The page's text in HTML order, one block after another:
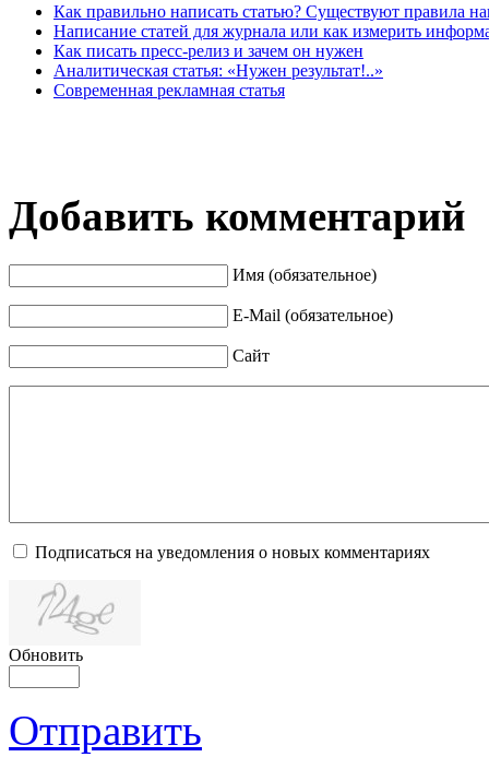
Как правильно написать статью? Существуют правила
Написание статей для журнала или как измерить
Как писать пресс-релиз и зачем он нужен
Аналитическая статья: «Нужен результат!..»
Современная рекламная статья
Добавить комментарий
Имя (обязательное)
E-Mail (обязательное)
Сайт
Подписаться на уведомления о новых комментариях
Обновить
Отправить